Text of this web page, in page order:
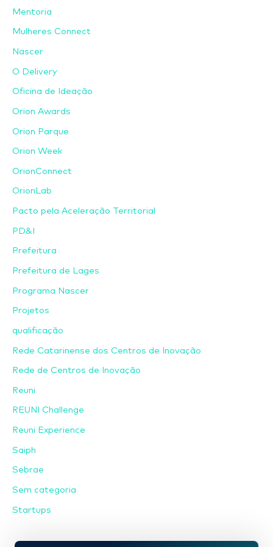
Mentoria
Mulheres Connect
Nascer
O Delivery
Oficina de Ideação
Orion Awards
Orion Parque
Orion Week
OrionConnect
OrionLab
Pacto pela Aceleração Territorial
PD&I
Prefeitura
Prefeitura de Lages
Programa Nascer
Projetos
qualificação
Rede Catarinense dos Centros de Inovação
Rede de Centros de Inovação
Reuni
REUNI Challenge
Reuni Experience
Saiph
Sebrae
Sem categoria
Startups